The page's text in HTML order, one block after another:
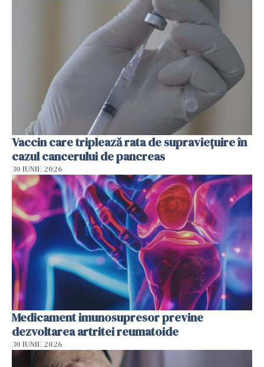
Vaccin care triplează rata de supraviețuire în
cazul cancerului de pancreas
30 IUNIE 2026
Medicament imunosupresor previne
dezvoltarea artritei reumatoide
30 IUNIE 2026